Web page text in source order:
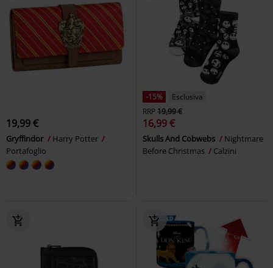
19,99 €
Gryffindor
Harry Potter
Portafoglio
-15%
Esclusiva
RRP19,99 €
16,99 €
Skulls And Cobwebs
Nightmare
Before Christmas
Calzini